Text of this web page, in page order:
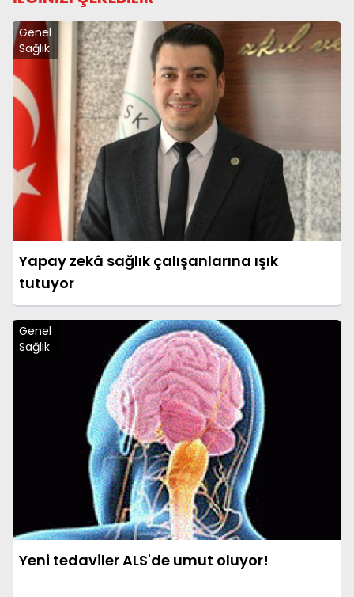
Genel
Sağlık
Yapay zekâ sağlık çalışanlarına ışık
tutuyor
Genel
Sağlık
Yeni tedaviler ALS'de umut oluyor!